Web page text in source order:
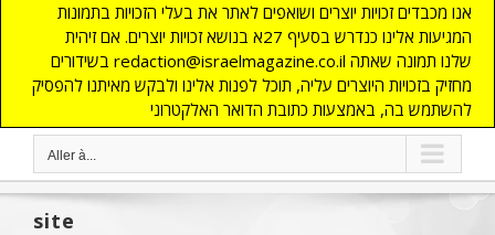
אנו מכבדים זכויות יוצרים ושואפים לאתר את בעלי הזכויות בתמונות
המגיעות אלינו כנדרש בסעיף 27א בנושא זכויות יוצרים. אם זיהית
בשידורים redaction@israelmagazine.co.il שלנו תמונה שאתה
מחזיק בזכויות היוצרים עליה, תוכל לפנות אלינו ולבקש מאיתנו להפסיק
להשתמש בה, באמצעות כתובת הדואר האלקטרוני
Aller à...
site